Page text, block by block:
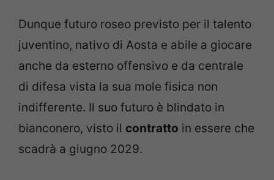
Dunque futuro roseo previsto per il talento
juventino, nativo di Aosta e abile a giocare
anche da esterno offensivo e da centrale
di difesa vista la sua mole fisica non
indifferente. Il suo futuro è blindato in
bianconero, visto il contratto in essere che
scadrà a giugno 2029.